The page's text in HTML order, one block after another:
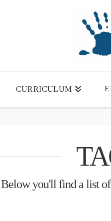
CURRICULUM
Below you'll find a list of